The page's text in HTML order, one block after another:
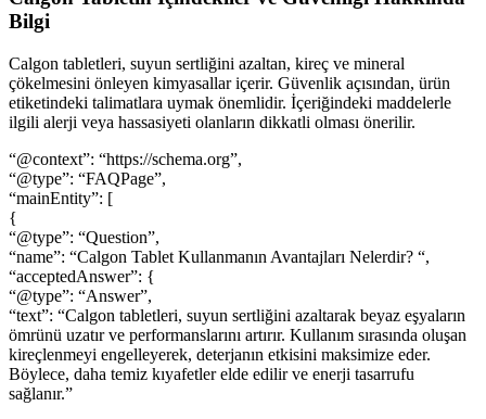
Bilgi
Calgon tabletleri, suyun sertliğini azaltan, kireç ve mineral
çökelmesini önleyen kimyasallar içerir. Güvenlik açısından, ürün
etiketindeki talimatlara uymak önemlidir. İçeriğindeki maddelerle
ilgili alerji veya hassasiyeti olanların dikkatli olması önerilir.
“@context”: “https://schema.org”,
“@type”: “FAQPage”,
“mainEntity”: [
{
“@type”: “Question”,
“name”: “Calgon Tablet Kullanmanın Avantajları Nelerdir? “,
“acceptedAnswer”: {
“@type”: “Answer”,
“text”: “Calgon tabletleri, suyun sertliğini azaltarak beyaz eşyaların
ömrünü uzatır ve performanslarını artırır. Kullanım sırasında oluşan
kireçlenmeyi engelleyerek, deterjanın etkisini maksimize eder.
Böylece, daha temiz kıyafetler elde edilir ve enerji tasarrufu
sağlanır.”